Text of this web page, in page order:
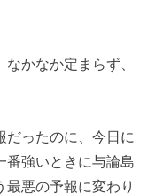
かなか定まらず、
だったのに、今日に
番強いときに与論島
悪の予報に変わり